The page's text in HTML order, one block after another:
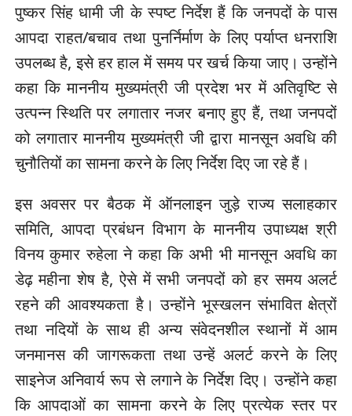
पुष्कर सिंह धामी जी के स्पष्ट निर्देश हैं कि जनपदों के पास
आपदा राहत/बचाव तथा पुनर्निर्माण के लिए पर्याप्त धनराशि
उपलब्ध है, इसे हर हाल में समय पर खर्च किया जाए। उन्होंने
कहा कि माननीय मुख्यमंत्री जी प्रदेश भर में अतिवृष्टि से
उत्पन्न स्थिति पर लगातार नजर बनाए हुए हैं, तथा जनपदों
को लगातार माननीय मुख्यमंत्री जी द्वारा मानसून अवधि की
चुनौतियों का सामना करने के लिए निर्देश दिए जा रहे हैं।
इस अवसर पर बैठक में ऑनलाइन जुड़े राज्य सलाहकार
समिति, आपदा प्रबंधन विभाग के माननीय उपाध्यक्ष श्री
विनय कुमार रुहेला ने कहा कि अभी भी मानसून अवधि का
डेढ़ महीना शेष है, ऐसे में सभी जनपदों को हर समय अलर्ट
रहने की आवश्यकता है। उन्होंने भूस्खलन संभावित क्षेत्रों
तथा नदियों के साथ ही अन्य संवेदनशील स्थानों में आम
जनमानस की जागरूकता तथा उन्हें अलर्ट करने के लिए
साइनेज अनिवार्य रूप से लगाने के निर्देश दिए। उन्होंने कहा
कि आपदाओं का सामना करने के लिए प्रत्येक स्तर पर